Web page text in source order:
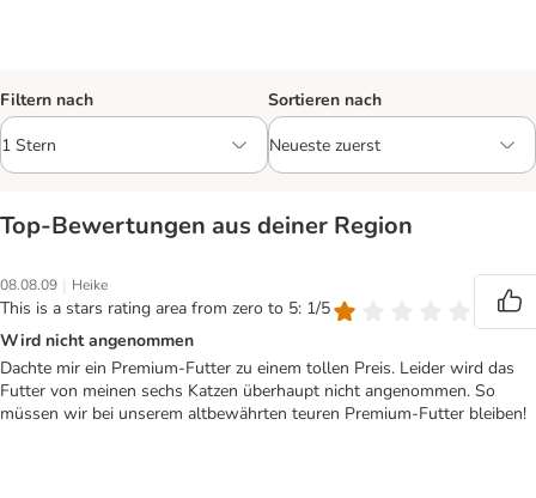
Filtern nach Sortieren nach
Top‑Bewertungen aus deiner Region
08.08.09 | Heike
This is a stars rating area from zero to 5: 1/5
Wird nicht angenommen
Dachte mir ein Premium-Futter zu einem tollen Preis. Leider wird das
Futter von meinen sechs Katzen überhaupt nicht angenommen. So
müssen wir bei unserem altbewährten teuren Premium-Futter bleiben!